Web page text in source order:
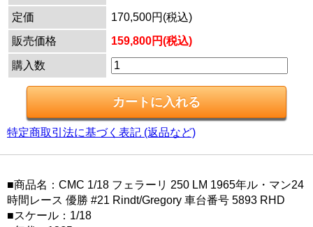
定価
170,500円(税込)
販売価格
159,800円(税込)
購入数
特定商取引法に基づく表記 (返品など)
■商品名：CMC 1/18 フェラーリ 250 LM 1965年ル・マン24
時間レース 優勝 #21 Rindt/Gregory 車台番号 5893 RHD
■スケール：1/18